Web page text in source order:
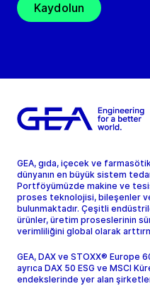
Kaydolun
GEA, gıda, içecek ve
dünyanın en büyük sistem
Portföyümüzde makine ve
proses teknolojisi, bileşenler
bulunmaktadır. Çeşitli
ürünler, üretim proseslerinin
verimliliğini global olarak
GEA, DAX ve STOXX® Europe
ayrıca DAX 50 ESG ve MSCI
endekslerinde yer alan